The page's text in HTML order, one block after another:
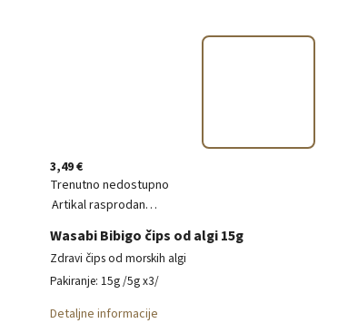
3,49 €
Trenutno nedostupno
Artikal rasprodan…
Wasabi Bibigo čips od algi 15g
Zdravi čips od morskih algi
Pakiranje: 15g /5g x3/
Detaljne informacije